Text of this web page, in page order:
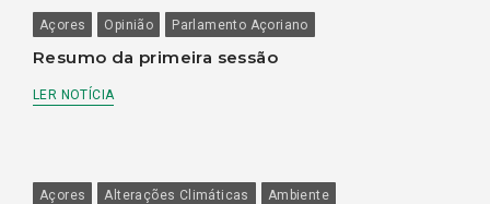
Açores Opinião Parlamento Açoriano
Resumo da primeira sessão
LER NOTÍCIA
Açores Alterações Climáticas Ambiente